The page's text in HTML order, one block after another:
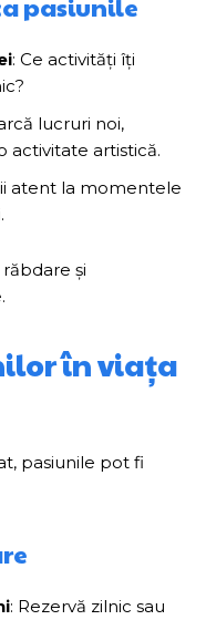
: Ce activități îți
lucruri noi,
activitate artistică.
atent la momentele
și
în viața
pasiunile pot fi
: Rezervă zilnic sau